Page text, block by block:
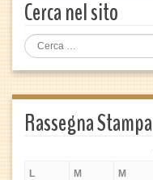
Cerca nel sito
Rassegna Stampa
L
M M